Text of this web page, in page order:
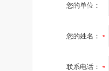
您的单位：
您的姓名：
联系电话：